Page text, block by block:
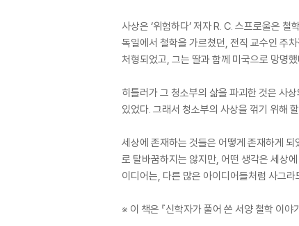
사상은 ‘위험하다’ 저자 R. C. 스프로울은
독일에서 철학을 가르쳤던, 전직 교수인 주
처형되었고, 그는 딸과 함께 미국으로 망명
히틀러가 그 청소부의 삶을 파괴한 것은 사
있었다. 그래서 청소부의 사상을 꺾기 위해
세상에 존재하는 것들은 어떻게 존재하게
로 탈바꿈하지는 않지만, 어떤 생각은 세상
이디어는, 다른 많은 아이디어들처럼 사그
※ 이 책은 『신학자가 풀어 쓴 서양 철학 이